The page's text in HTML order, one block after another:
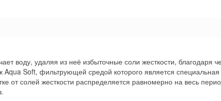
воду, удаляя из неё избыточные соли жесткости, благодаря
Aqua Soft, фильтрующей средой которого является
от солей жесткости распределяется равномерно на весь